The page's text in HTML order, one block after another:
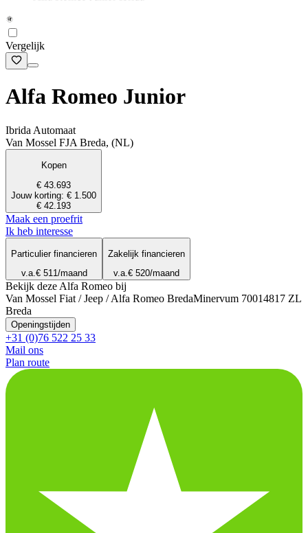
Vergelijk
Alfa Romeo Junior
Ibrida Automaat
Van Mossel FJA Breda, (NL)
Kopen
€ 43.693
Jouw korting: € 1.500
€ 42.193
Maak een proefrit
Ik heb interesse
Particulier financieren
v.a.€ 511/maand
Zakelijk financieren
v.a.€ 520/maand
Bekijk deze Alfa Romeo bij
Van Mossel Fiat / Jeep / Alfa Romeo BredaMinervum 70014817 ZL
Breda
Openingstijden
+31 (0)76 522 25 33
Mail ons
Plan route